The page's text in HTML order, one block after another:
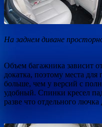
На заднем диване
Объем багажника зависит
докатка, поэтому места
больше, чем у версий с
удобный. Спинки кресел
разве что отдельного